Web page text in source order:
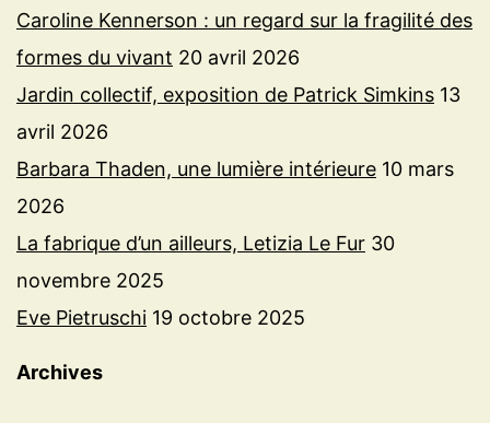
Caroline Kennerson : un regard sur la fragilité des
formes du vivant 20 avril 2026
Jardin collectif, exposition de Patrick Simkins 13
avril 2026
Barbara Thaden, une lumière intérieure 10 mars
2026
La fabrique d’un ailleurs, Letizia Le Fur 30
novembre 2025
Eve Pietruschi 19 octobre 2025
Archives